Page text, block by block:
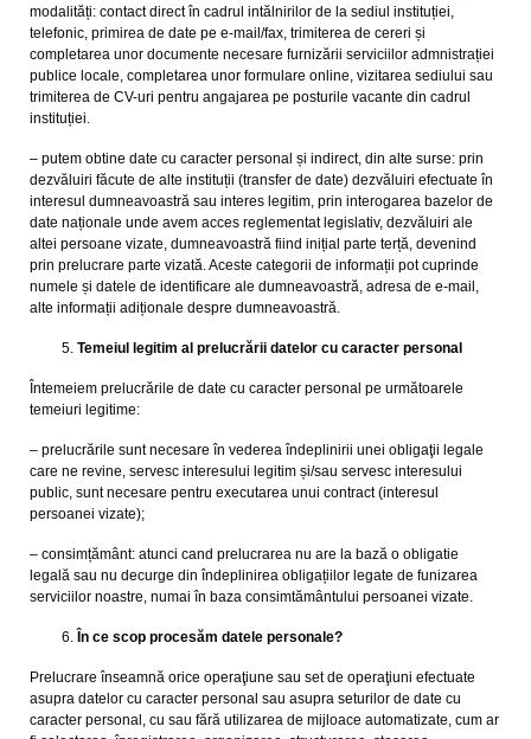
modalități: contact direct în cadrul intălnirilor de la sediul instituției,
telefonic, primirea de date pe e-mail/fax, trimiterea de cereri și
completarea unor documente necesare furnizării serviciilor admnistrației
publice locale, completarea unor formulare online, vizitarea sediului sau
trimiterea de CV-uri pentru angajarea pe posturile vacante din cadrul
instituției.
– putem obtine date cu caracter personal și indirect, din alte surse: prin
dezvăluiri făcute de alte instituții (transfer de date) dezvăluiri efectuate în
interesul dumneavoastră sau interes legitim, prin interogarea bazelor de
date naționale unde avem acces reglementat legislativ, dezvăluiri ale
altei persoane vizate, dumneavoastră fiind inițial parte terță, devenind
prin prelucrare parte vizată. Aceste categorii de informații pot cuprinde
numele și datele de identificare ale dumneavoastră, adresa de e-mail,
alte informații adiționale despre dumneavoastră.
Temeiul legitim al prelucrării datelor cu caracter personal
Întemeiem prelucrările de date cu caracter personal pe următoarele
temeiuri legitime:
– prelucrările sunt necesare în vederea îndeplinirii unei obligaţii legale
care ne revine, servesc interesului legitim și/sau servesc interesului
public, sunt necesare pentru executarea unui contract (interesul
persoanei vizate);
– consimțământ: atunci cand prelucrarea nu are la bază o obligatie
legală sau nu decurge din îndeplinirea obligațiilor legate de funizarea
serviciilor noastre, numai în baza consimtământului persoanei vizate.
În ce scop procesăm datele personale?
Prelucrare înseamnă orice operaţiune sau set de operaţiuni efectuate
asupra datelor cu caracter personal sau asupra seturilor de date cu
caracter personal, cu sau fără utilizarea de mijloace automatizate, cum ar